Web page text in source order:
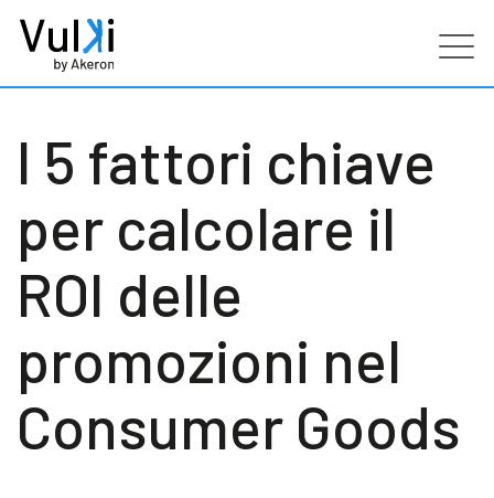
Industries
Servizi
Clienti
Partners
Risorse
I 5 fattori chiave
per calcolare il
ROI delle
promozioni nel
Consumer Goods